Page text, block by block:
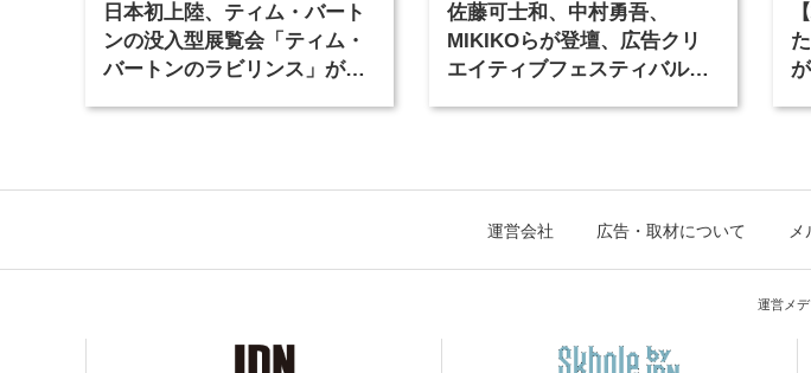
日本初上陸、ティム・バート
ンの没入型展覧会「ティム・
バートンのラビリンス」が東
佐藤可士和、中村勇吾、
MIKIKOらが登壇、広告クリ
エイティブフェスティバル
運営会社 広告・取材について
運営メ